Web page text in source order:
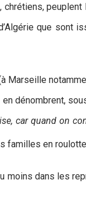
que sont
dénombrent,
car quand on
en
moins dans les